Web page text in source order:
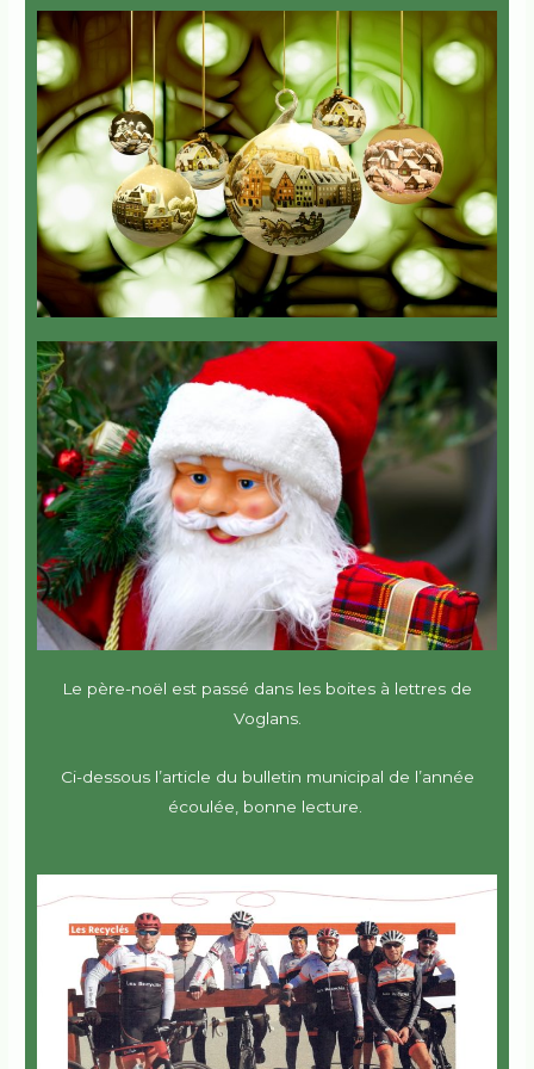
Le père-noël est passé dans les boites à lettres de
Voglans.
Ci-dessous l’article du bulletin municipal de l’année
écoulée, bonne lecture.